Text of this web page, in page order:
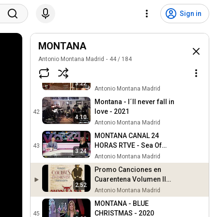
Sign in
MONTANA
Antonio Montana Madrid 44 / 184
40
41
3:22
Antonio Montana Madrid
42
4:10
Montana - I´ll never fall in
love - 2021
Antonio Montana Madrid
43
3:24
MONTANA CANAL 24
HORAS RTVE - Sea Of
Heartbreak - 2021
Antonio Montana Madrid
2:52
Promo Canciones en
Cuarentena Volumen II
Confinamiento
Antonio Montana Madrid
45
MONTANA - BLUE
CHRISTMAS - 2020